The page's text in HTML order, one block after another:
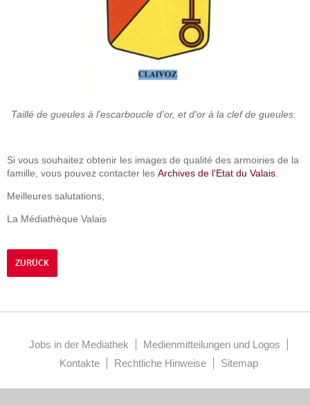
Taillé de gueules à l'escarboucle d'or, et d'or à la clef de gueules.
Si vous souhaitez obtenir les images de qualité des armoiries de la
famille, vous pouvez contacter les Archives de l'Etat du Valais.
Meilleures salutations,
La Médiathèque Valais
ZURÜCK
Jobs in der Mediathek
Medienmitteilungen und Logos
Kontakte
Rechtliche Hinweise Sitemap